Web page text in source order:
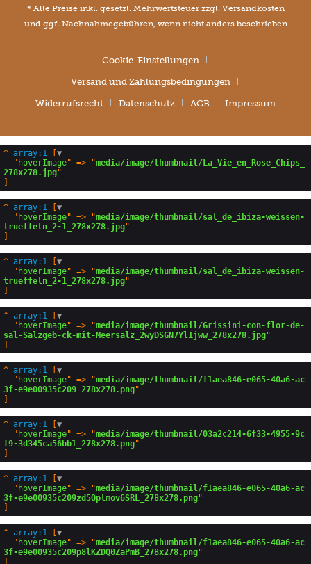
* Alle Preise inkl. gesetzl. Mehrwertsteuer zzgl. Versandkosten
und ggf. Nachnahmegebühren, wenn nicht anders beschrieben
Cookie-Einstellungen
Versand und Zahlungsbedingungen
Widerrufsrecht Datenschutz AGB Impressum
^ array:1
▼
  "
hoverImage" => "media/image/thumbnail/La_Vie_en_Rose_Chips_
278x278.jpg
^ array:1
▼
  "
hoverImage" => "media/image/thumbnail/sal_de_ibiza-weissen-
trueffeln_2-1_278x278.jpg
^ array:1
▼
  "
hoverImage" => "media/image/thumbnail/sal_de_ibiza-weissen-
trueffeln_2-1_278x278.jpg
^ array:1
▼
  "
hoverImage" => "media/image/thumbnail/Grissini-con-flor-de-
sal-Salzgeb-ck-mit-Meersalz_2wyDSGN7Yl1jww_278x278.jpg
^ array:1
▼
  "
hoverImage" => "media/image/thumbnail/f1aea846-e065-40a6-ac
3f-e9e00935c209_278x278.png
^ array:1
▼
  "
hoverImage" => "media/image/thumbnail/03a2c214-6f33-4955-9c
f9-3d345ca56bb1_278x278.png
^ array:1
▼
  "
hoverImage" => "media/image/thumbnail/f1aea846-e065-40a6-ac
3f-e9e00935c209zd5Qplmov6SRL_278x278.png
^ array:1
▼
  "
hoverImage" => "media/image/thumbnail/f1aea846-e065-40a6-ac
3f-e9e00935c209p8lKZDQ0ZaPmB_278x278.png